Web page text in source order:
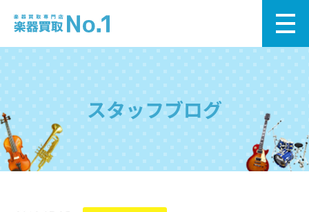
スタッフブログ